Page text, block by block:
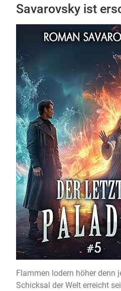
Savarovsky ist
Flammen lodern höher denn
Schicksal der Welt erreicht